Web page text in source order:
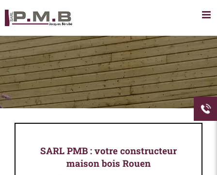
au
contenu
SARL PMB : votre constructeur
maison bois Rouen